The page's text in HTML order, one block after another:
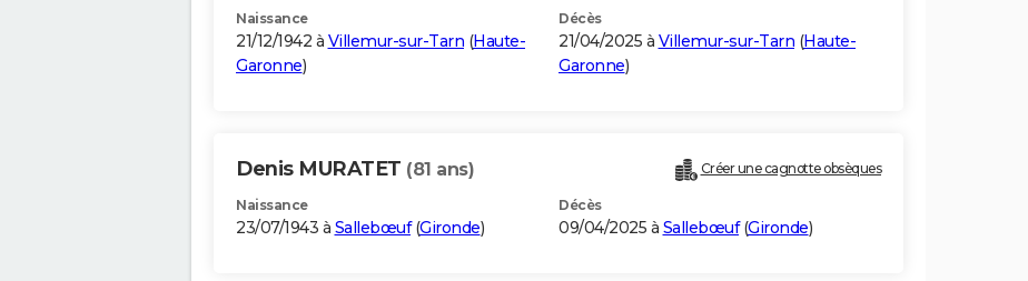
Naissance
21/12/1942 à Villemur-sur-Tarn (Haute-
Garonne)
Décès
21/04/2025 à Villemur-sur-Tarn (Haute-
Garonne)
Denis MURATET (81 ans) Créer une cagnotte obsèques
Naissance
23/07/1943 à Sallebœuf(Gironde)
Décès
09/04/2025 à Sallebœuf(Gironde)